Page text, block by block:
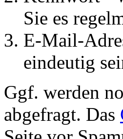
Sie es
E-Mail-
eindeutig
Ggf. werden
abgefragt. Das